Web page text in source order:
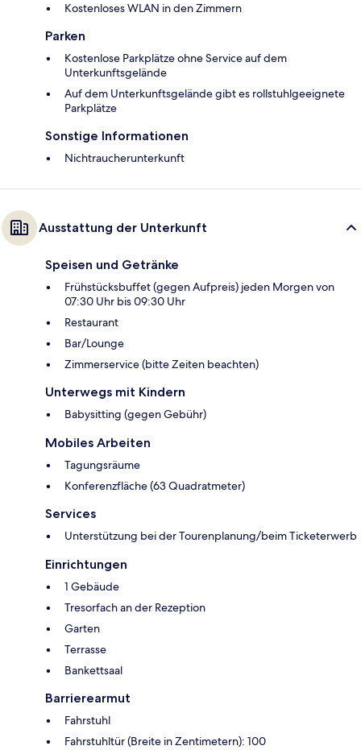
Kostenloses WLAN in den Zimmern
Parken
Kostenlose Parkplätze ohne Service auf dem
Unterkunftsgelände
Auf dem Unterkunftsgelände gibt es rollstuhlgeeignete
Parkplätze
Sonstige Informationen
Nichtraucherunterkunft
Ausstattung der Unterkunft
Speisen und Getränke
Frühstücksbuffet (gegen Aufpreis) jeden Morgen von
07:30 Uhr bis 09:30 Uhr
Restaurant
Bar/Lounge
Zimmerservice (bitte Zeiten beachten)
Unterwegs mit Kindern
Babysitting (gegen Gebühr)
Mobiles Arbeiten
Tagungsräume
Konferenzfläche (63 Quadratmeter)
Services
Unterstützung bei der Tourenplanung/beim Ticketerwerb
Einrichtungen
1 Gebäude
Tresorfach an der Rezeption
Garten
Terrasse
Bankettsaal
Barrierearmut
Fahrstuhl
Fahrstuhltür (Breite in Zentimetern): 100